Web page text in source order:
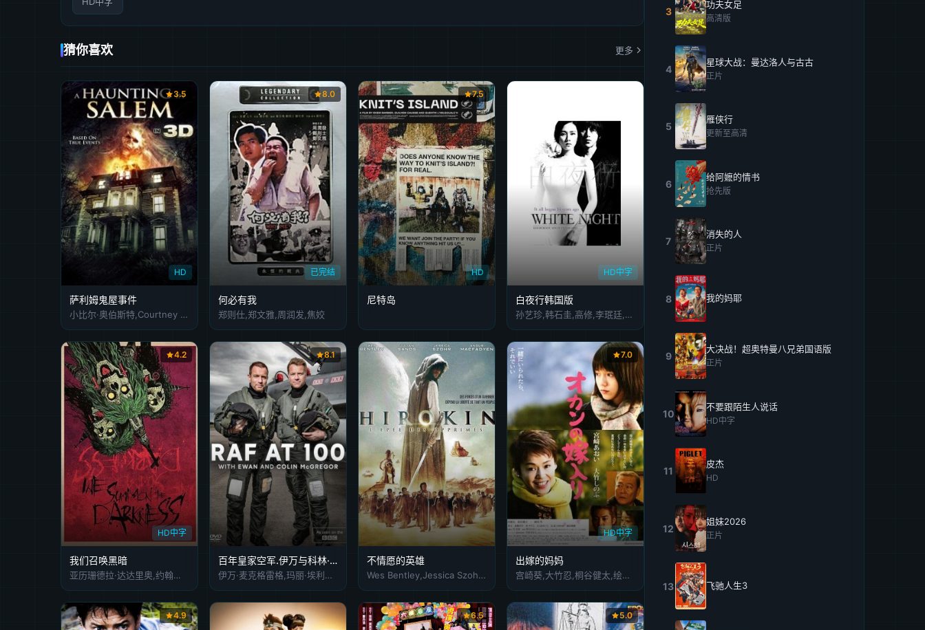
猜你喜欢 更多
HD
3.5
萨利姆鬼屋事件
小比尔·奥伯斯特,Courtney Abbiati,Jenna Stone
已完结
8.0
何必有我
郑则仕,郑文雅,周润发,焦姣
HD
7.5
尼特岛
HD中字
白夜行韩国版
孙艺珍,韩石圭,高修,李珉廷,朱多英,朴圣雄,崔秦豪
HD中字
4.2
我们召唤黑暗
亚历珊德拉·达达里奥,约翰尼·诺克斯维尔,基恩·约翰逊,麦蒂·哈森,洛根·米勒,艾米·福赛思,爱丽珊·麦卡蒂,奥斯汀·斯威夫特,Stephanie,Moroz,埃里克·阿塔瓦尔,坦纳·比尔德,Dennis,Scullard,Carlo,Harrietha,Nathan,Michael,Fletcher,Jean-Mathieu,Bérubé,德里克·詹姆斯·特拉普
8.1
百年皇家空军.伊万与科林·麦格雷戈
伊万·麦克格雷格,玛丽·埃利斯,托尼·艾维森,科林·麦格雷戈,杰弗里·韦勒姆
不情愿的英雄
Wes Bentley,Jessica Szohr,Angus Macfadyen,Laura Ramsey
HD中字
7.0
出嫁的妈妈
宫崎葵,大竹忍,桐谷健太,绘泽萠子,国村隼
4.9 6.5 5.0
3
功夫女足
高清版
4
星球大战：曼达洛人与古古
正片
5
雁侠行
更新至高清
6
给阿嬷的情书
抢先版
7
消失的人
正片
8 我的妈耶
9
大决战！超奥特曼八兄弟国语版
正片
10
不要跟陌生人说话
HD中字
11
皮杰
HD
12
姐妹2026
正片
13 飞驰人生3